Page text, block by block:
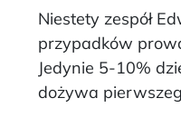
Niestety zespół
przypadków
Jedynie 5-10%
dożywa